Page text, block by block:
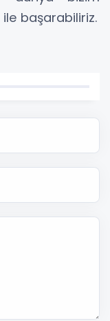
başarabiliriz.